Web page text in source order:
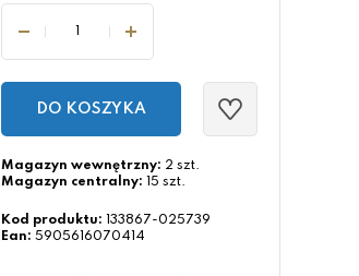
DO KOSZYKA
Magazyn wewnętrzny: 2 szt.
Magazyn centralny: 15 szt.
Kod produktu:
133867-025739
Ean: 5905616070414